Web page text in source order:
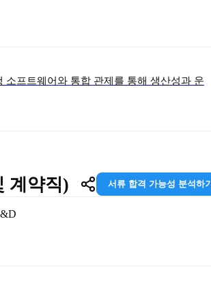
프트웨어와 통합 관제를 통해 생산성과 운
계약직) 서류 합격 가능성 분석하기